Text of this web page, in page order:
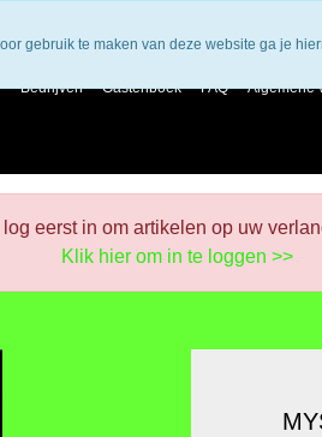
Bedrijven Gastenboek FAQ Algemene
eerst in om artikelen op uw
Klik hier om in te loggen >>
gebruik te maken van deze website ga je